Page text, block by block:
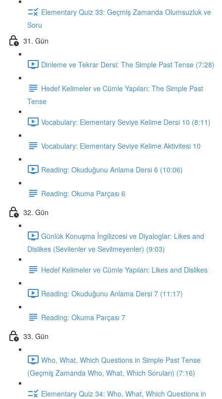
Elementary Quiz 33: Geçmiş Zamanda Olumsuzluk ve
Soru
31. Gün
Dinleme ve Tekrar Dersi: The Simple Past Tense (7:28)
Hedef Kelimeler ve Cümle Yapıları: The Simple Past
Tense
Vocabulary: Elementary Seviye Kelime Dersi 10 (8:11)
Vocabulary: Elementary Seviye Kelime Aktivitesi 10
Reading: Okuduğunu Anlama Dersi 6 (10:06)
Reading: Okuma Parçası 6
32. Gün
Günlük Konuşma İngilizcesi ve Diyaloglar: Likes and
Dislikes (Sevilenler ve Sevilmeyenler) (9:03)
Hedef Kelimeler ve Cümle Yapıları: Likes and Dislikes
Reading: Okuduğunu Anlama Dersi 7 (11:17)
Reading: Okuma Parçası 7
33. Gün
Who, What, Which Questions in Simple Past Tense
(Geçmiş Zamanda Who, What, Which Soruları) (7:16)
Elementary Quiz 34: Who, What, Which Questions in